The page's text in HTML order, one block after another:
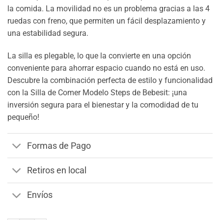
la comida. La movilidad no es un problema gracias a las 4
ruedas con freno, que permiten un fácil desplazamiento y
una estabilidad segura.
La silla es plegable, lo que la convierte en una opción
conveniente para ahorrar espacio cuando no está en uso.
Descubre la combinación perfecta de estilo y funcionalidad
con la Silla de Comer Modelo Steps de Bebesit: ¡una
inversión segura para el bienestar y la comodidad de tu
pequeño!
Formas de Pago
Retiros en local
Envíos